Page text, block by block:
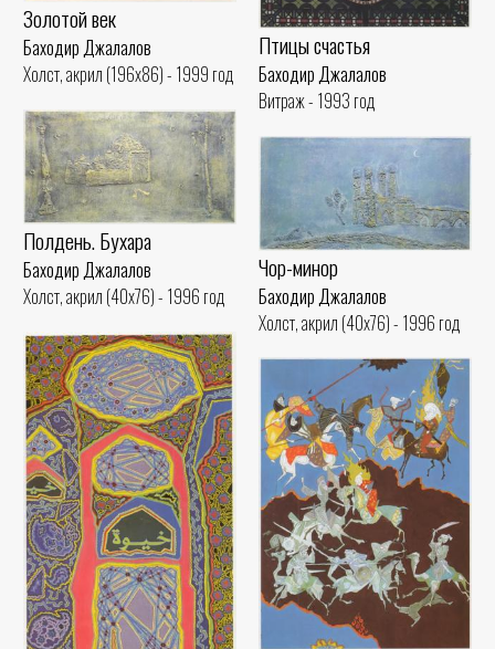
Золотой век
Баходир Джалалов
Холст, акрил (196x86) - 1999 год
Птицы счастья
Баходир Джалалов
Витраж - 1993 год
Полдень. Бухара
Баходир Джалалов
Холст, акрил (40x76) - 1996 год
Чор-минор
Баходир Джалалов
Холст, акрил (40x76) - 1996 год